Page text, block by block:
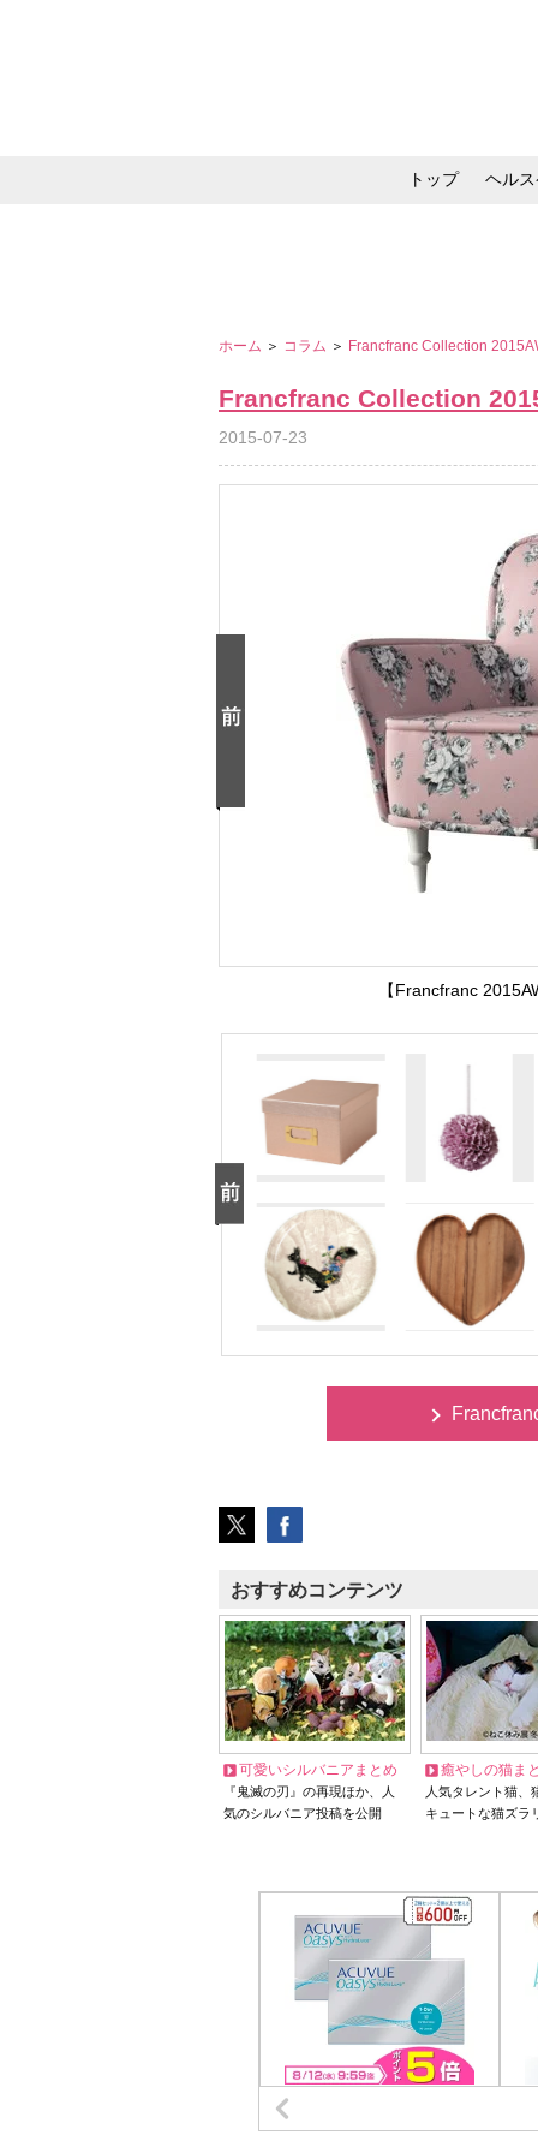
トップ ヘル
ホーム ＞ コラム ＞ Francfranc Collection
Francfranc Collection
2015-07-23
【Francfranc
おすすめコンテンツ
可愛いシルバニアまとめ
『鬼滅の刃』の再現ほか、人
気のシルバニア投稿を公開
癒やしの猫ま
人気タレント猫
キュートな猫ズラ